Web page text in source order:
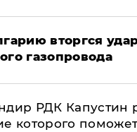
вторгся
газопровода
РДК Капустин
которого